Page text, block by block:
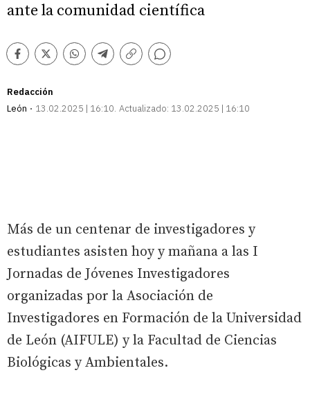
ante la comunidad científica
Facebook
TwitterWhatsappTelegram
Copiar
Comentarios
Redacción
León
13.02.2025 | 16:10 Actualizado: 13.02.2025 | 16:10
Más de un centenar de investigadores y
estudiantes asisten hoy y mañana a las I
Jornadas de Jóvenes Investigadores
organizadas por la Asociación de
Investigadores en Formación de la Universidad
de León (AIFULE) y la Facultad de Ciencias
Biológicas y Ambientales.